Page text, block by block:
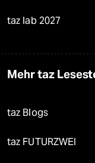
taz lab 2027
Mehr taz
taz Blogs
taz FUTURZWEI